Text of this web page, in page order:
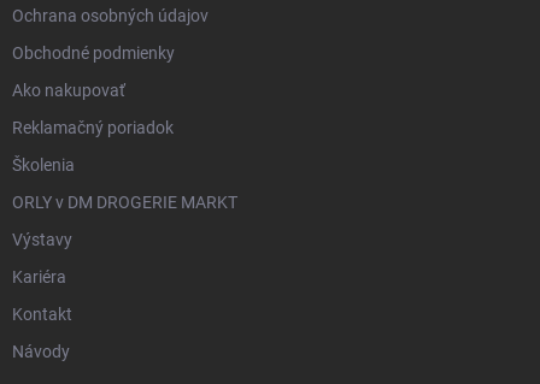
Ochrana osobných údajov
Obchodné podmienky
Ako nakupovať
Reklamačný poriadok
Školenia
ORLY v DM DROGERIE MARKT
Výstavy
Kariéra
Kontakt
Návody